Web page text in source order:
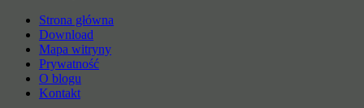
Strona główna
Download
Mapa witryny
Prywatność
O blogu
Kontakt